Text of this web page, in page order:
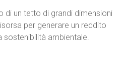
di un tetto di grandi dimensioni
per generare un reddito
sostenibilità ambientale.